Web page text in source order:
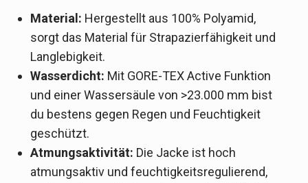
Material: Hergestellt aus 100% Polyamid,
sorgt das Material für Strapazierfähigkeit und
Langlebigkeit.
Wasserdicht: Mit GORE-TEX Active Funktion
und einer Wassersäule von >23.000 mm bist
du bestens gegen Regen und Feuchtigkeit
geschützt.
Atmungsaktivität: Die Jacke ist hoch
atmungsaktiv und feuchtigkeitsregulierend,